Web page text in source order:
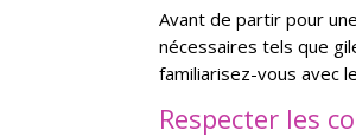
Avant de partir pour
nécessaires tels que
familiarisez-vous avec
Respecter les